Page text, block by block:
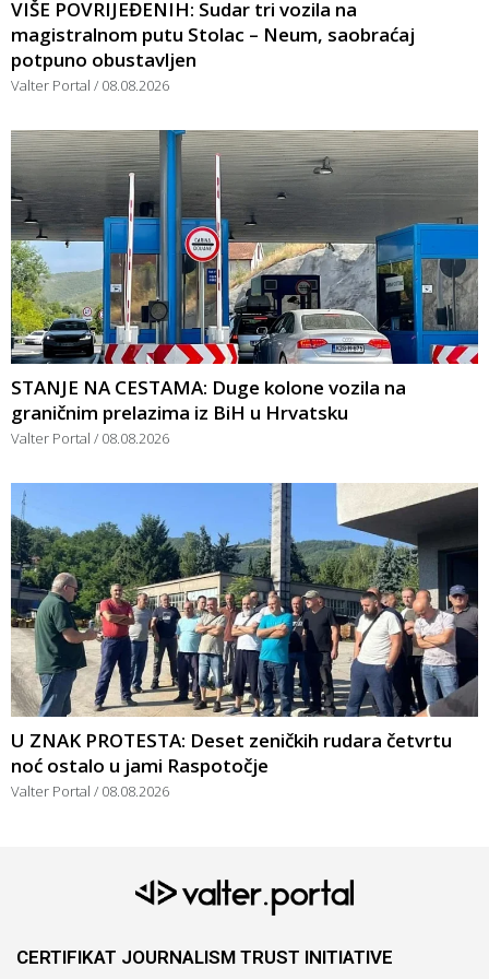
VIŠE POVRIJEĐENIH: Sudar tri vozila na
magistralnom putu Stolac – Neum, saobraćaj
potpuno obustavljen
Valter Portal 08.08.2026
STANJE NA CESTAMA: Duge kolone vozila na
graničnim prelazima iz BiH u Hrvatsku
Valter Portal 08.08.2026
U ZNAK PROTESTA: Deset zeničkih rudara četvrtu
noć ostalo u jami Raspotočje
Valter Portal 08.08.2026
CERTIFIKAT JOURNALISM TRUST INITIATIVE